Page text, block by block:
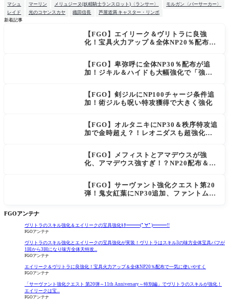
マシュ
マーリン メリュジーヌ(妖精騎士ランスロット)〈ランサー〉
モルガン〈バーサーカー〉
レイド
光のコヤンスカヤ 織田信長
芦屋道満 キャスター・リンボ
新着記事
【FGO】エイリーク＆ヴリトラに良強
化！宝具火力アップ＆全体NP20％配布で
【FGO】卑弥呼に全体NP30％配布が追
加！ジキル＆ハイドも大幅強化で「強す
【FGO】剣ジルにNP100チャージ条件追
加！術ジルも呪い特攻獲得で大きく強化
【FGO】オルタニキにNP30＆秩序特攻追
加で金時超え？！レオニダスも超強化で
【FGO】メフィストとアマデウスが強
化、アマデウス強すぎ！？NP20配布＆Ar
【FGO】サーヴァント強化クエスト第20
弾！鬼女紅葉にNP30追加、ファントムも
FGOアンテナ
ヴリトラのスキル強化＆エイリークの宝具強化ｷﾀ━━━(ﾟ∀ﾟ)━━━!!
FGOアンテナ
ヴリトラのスキル強化とエイリークの宝具強化が実装！ヴリトラはスキル3の味方全体宝具バフが
1回から3回になり味方全体天特攻...
FGOアンテナ
エイリーク＆ヴリトラに良強化！宝具火力アップ＆全体NP20％配布で一気に使いやすく
FGOアンテナ
「サーヴァント強化クエスト 第20弾～11th Anniversary～特別編」でヴリトラのスキルが強化！
エイリークは宝...
FGOアンテナ